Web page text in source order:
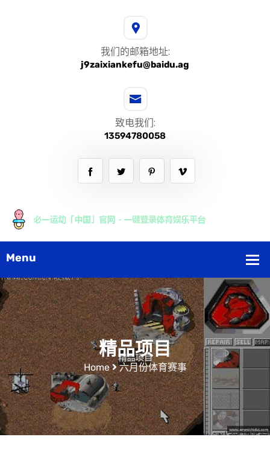
我们的邮箱地址:
j9zaixiankefu@baidu.ag
致电我们:
13594780058
精品项目
Home 六月份体育赛事